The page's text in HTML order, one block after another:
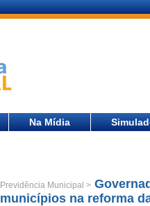
Na Mídia
Previdência Municipal >
municípios na reforma